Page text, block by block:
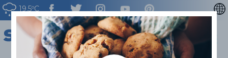
19.5ºC
CATALÀ
ENGLISH